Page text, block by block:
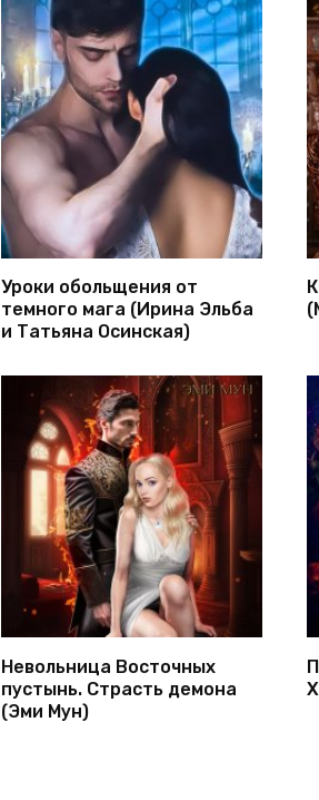
Уроки обольщения от
темного мага (Ирина Эльба
и Татьяна Осинская)
Невольница Восточных
пустынь. Страсть демона
(Эми Мун)